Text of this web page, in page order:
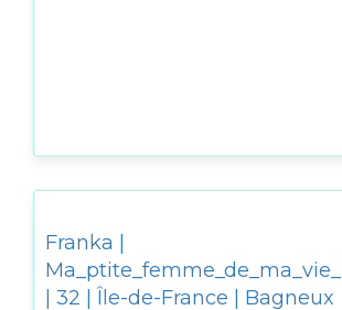
Franka |
| 32 | Île-de-France | Bagneux